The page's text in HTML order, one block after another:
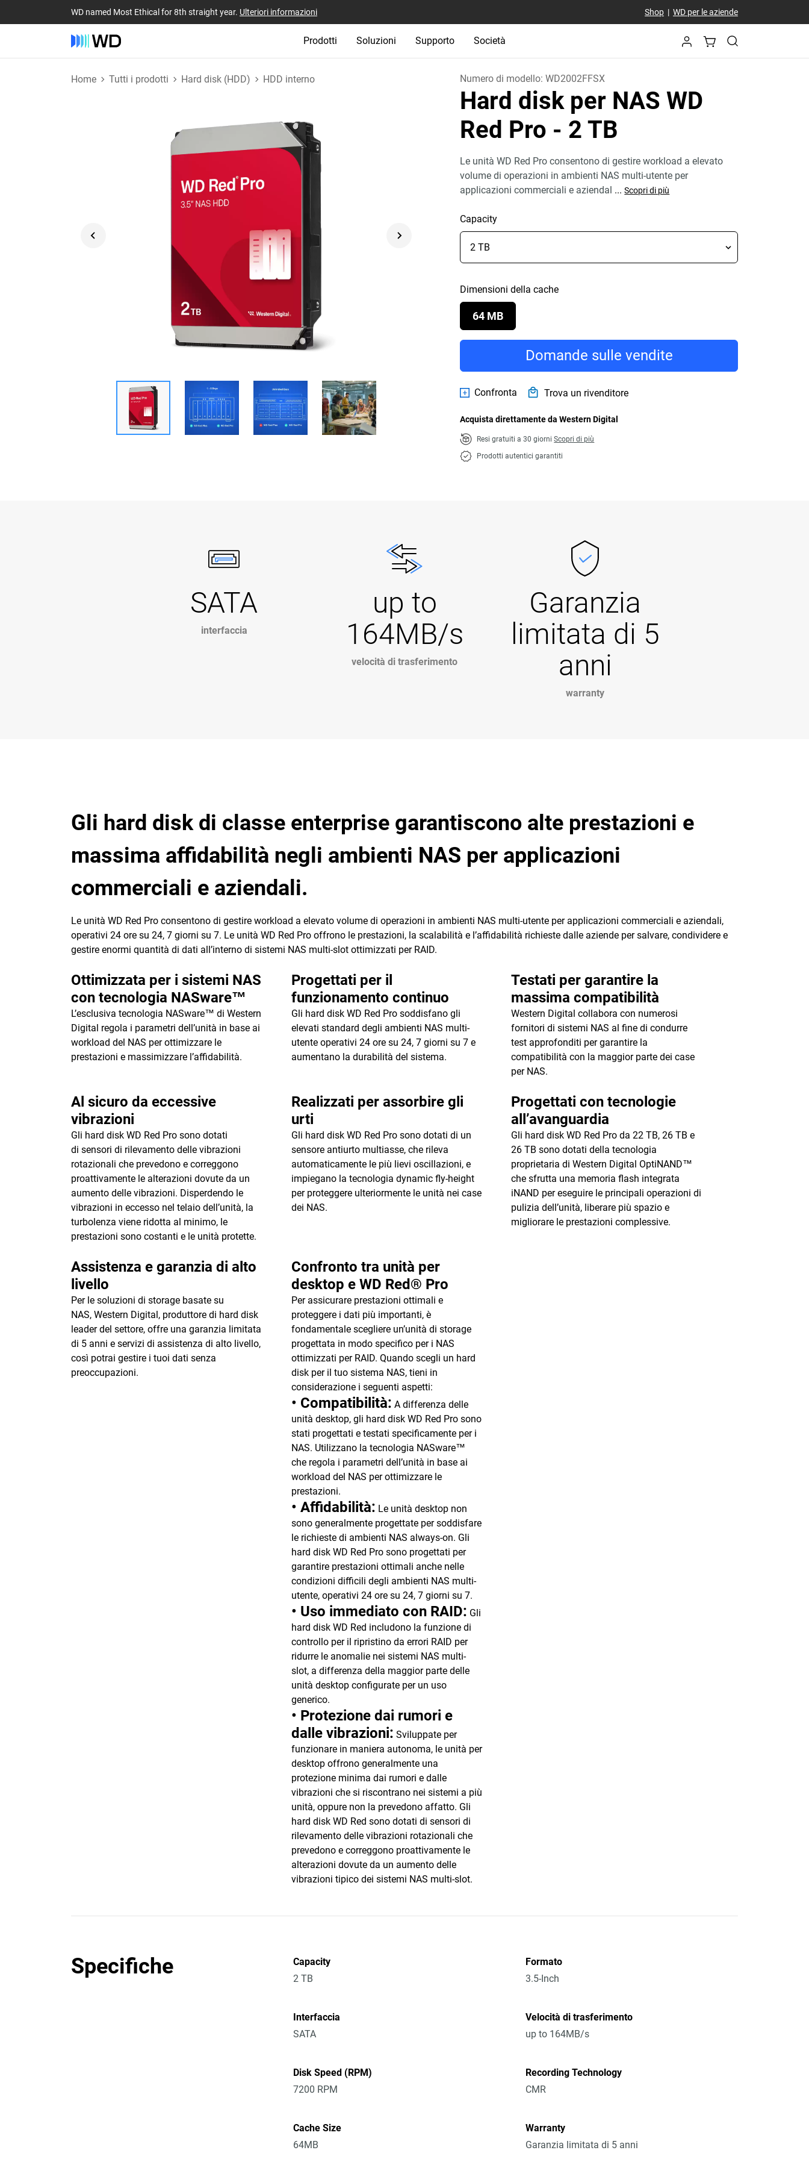
WD named Most Ethical for 8th straight year. Ulteriori informazioni Shop| WD per le aziende
Prodotti Soluzioni Supporto Società
Home Tutti i prodotti Hard disk (HDD) HDD interno Numero di modello:WD2002FFSX
Hard disk per NAS WD
Red Pro - 2 TB
Le unità WD Red Pro consentono di gestire workload a elevato
volume di operazioni in ambienti NAS multi-utente per
applicazioni commerciali e aziendal ... Scopri di più
Capacity
Dimensioni della cache
64 MB
Domande sulle vendite
Confronta Trova un rivenditore
Acquista direttamente da Western Digital
Resi gratuiti a 30 giorniScopri di più
Prodotti autentici garantiti
SATA
interfaccia
up to
164MB/s
velocità di trasferimento
Garanzia
limitata di 5
anni
warranty
Gli hard disk di classe enterprise garantiscono alte prestazioni e
massima affidabilità negli ambienti NAS per applicazioni
commerciali e aziendali.
Le unità WD Red Pro consentono di gestire workload a elevato volume di operazioni in ambienti NAS multi-utente per applicazioni commerciali e aziendali,
operativi 24 ore su 24, 7 giorni su 7. Le unità WD Red Pro offrono le prestazioni, la scalabilità e l’affidabilità richieste dalle aziende per salvare, condividere e
gestire enormi quantità di dati all’interno di sistemi NAS multi-slot ottimizzati per RAID.
Ottimizzata per i sistemi NAS
con tecnologia NASware™
L’esclusiva tecnologia NASware™ di Western
Digital regola i parametri dell’unità in base ai
workload del NAS per ottimizzare le
prestazioni e massimizzare l’affidabilità.
Progettati per il
funzionamento continuo
Gli hard disk WD Red Pro soddisfano gli
elevati standard degli ambienti NAS multi-
utente operativi 24 ore su 24, 7 giorni su 7 e
aumentano la durabilità del sistema.
Testati per garantire la
massima compatibilità
Western Digital collabora con numerosi
fornitori di sistemi NAS al fine di condurre
test approfonditi per garantire la
compatibilità con la maggior parte dei case
per NAS.
Al sicuro da eccessive
vibrazioni
Gli hard disk WD Red Pro sono dotati
di sensori di rilevamento delle vibrazioni
rotazionali che prevedono e correggono
proattivamente le alterazioni dovute da un
aumento delle vibrazioni. Disperdendo le
vibrazioni in eccesso nel telaio dell’unità, la
turbolenza viene ridotta al minimo, le
prestazioni sono costanti e le unità protette.
Realizzati per assorbire gli
urti
Gli hard disk WD Red Pro sono dotati di un
sensore antiurto multiasse, che rileva
automaticamente le più lievi oscillazioni, e
impiegano la tecnologia dynamic fly-height
per proteggere ulteriormente le unità nei case
dei NAS.
Progettati con tecnologie
all’avanguardia
Gli hard disk WD Red Pro da 22 TB, 26 TB e
26 TB sono dotati della tecnologia
proprietaria di Western Digital OptiNAND™
che sfrutta una memoria flash integrata
iNAND per eseguire le principali operazioni di
pulizia dell’unità, liberare più spazio e
migliorare le prestazioni complessive.
Assistenza e garanzia di alto
livello
Per le soluzioni di storage basate su
NAS, Western Digital, produttore di hard disk
leader del settore, offre una garanzia limitata
di 5 anni e servizi di assistenza di alto livello,
così potrai gestire i tuoi dati senza
preoccupazioni.
Confronto tra unità per
desktop e WD Red® Pro
Per assicurare prestazioni ottimali e
proteggere i dati più importanti, è
fondamentale scegliere un’unità di storage
progettata in modo specifico per i NAS
ottimizzati per RAID. Quando scegli un hard
disk per il tuo sistema NAS, tieni in
considerazione i seguenti aspetti:
• Compatibilità: A differenza delle
unità desktop, gli hard disk WD Red Pro sono
stati progettati e testati specificamente per i
NAS. Utilizzano la tecnologia NASware™
che regola i parametri dell’unità in base ai
workload del NAS per ottimizzare le
prestazioni.
• Affidabilità: Le unità desktop non
sono generalmente progettate per soddisfare
le richieste di ambienti NAS always-on. Gli
hard disk WD Red Pro sono progettati per
garantire prestazioni ottimali anche nelle
condizioni difficili degli ambienti NAS multi-
utente, operativi 24 ore su 24, 7 giorni su 7.
• Uso immediato con RAID: Gli
hard disk WD Red includono la funzione di
controllo per il ripristino da errori RAID per
ridurre le anomalie nei sistemi NAS multi-
slot, a differenza della maggior parte delle
unità desktop configurate per un uso
generico.
• Protezione dai rumori e
dalle vibrazioni: Sviluppate per
funzionare in maniera autonoma, le unità per
desktop offrono generalmente una
protezione minima dai rumori e dalle
vibrazioni che si riscontrano nei sistemi a più
unità, oppure non la prevedono affatto. Gli
hard disk WD Red sono dotati di sensori di
rilevamento delle vibrazioni rotazionali che
prevedono e correggono proattivamente le
alterazioni dovute da un aumento delle
vibrazioni tipico dei sistemi NAS multi-slot.
Specifiche
Capacity
2 TB
Formato
3.5-Inch
Interfaccia
SATA
Velocità di trasferimento
up to 164MB/s
Disk Speed (RPM)
7200 RPM
Recording Technology
CMR
Cache Size
64MB
Warranty
Garanzia limitata di 5 anni